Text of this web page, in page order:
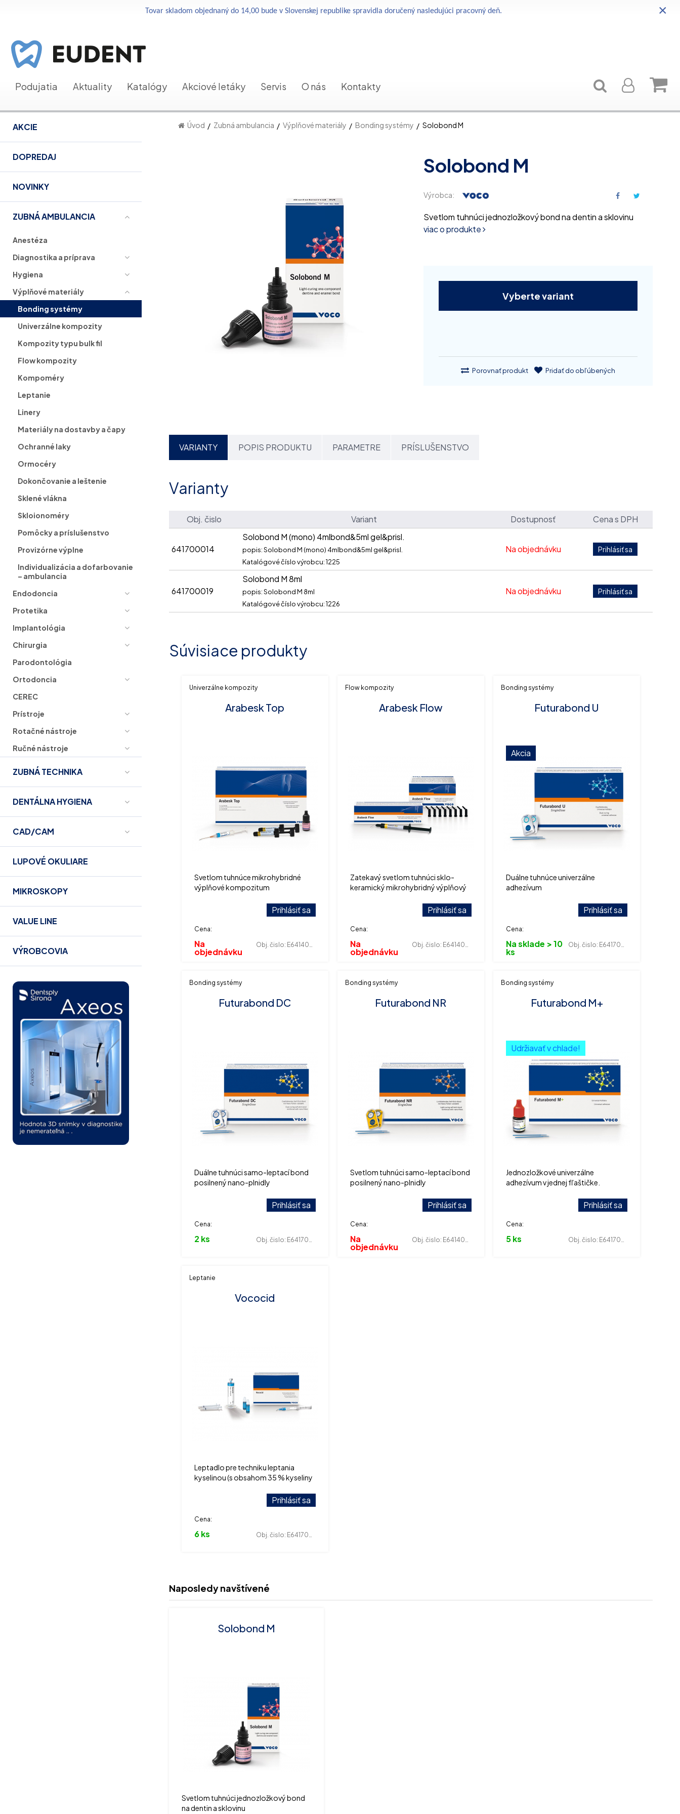
Tovar skladom objednaný do 14,00 bude v Slovenskej republike spravidla doručený nasledujúci pracovný deň. ×
Podujatia Aktuality Katalógy Akciové letáky Servis O nás Kontakty
AKCIE
DOPREDAJ
NOVINKY
ZUBNÁ AMBULANCIA
Anestéza
Diagnostika a príprava
Hygiena
Výplňové materiály
Bonding systémy
Univerzálne kompozity
Kompozity typu bulk fil
Flow kompozity
Kompoméry
Leptanie
Linery
Materiály na dostavby a čapy
Ochranné laky
Ormocéry
Dokončovanie a leštenie
Sklené vlákna
Skloionoméry
Pomôcky a príslušenstvo
Provizórne výplne
Individualizácia a dofarbovanie
– ambulancia
Endodoncia
Protetika
Implantológia
Chirurgia
Parodontológia
Ortodoncia
CEREC
Prístroje
Rotačné nástroje
Ručné nástroje
ZUBNÁ TECHNIKA
DENTÁLNA HYGIENA
CAD/CAM
LUPOVÉ OKULIARE
MIKROSKOPY
VALUE LINE
VÝROBCOVIA
Úvod Zubná ambulancia Výplňové materiály Bonding systémy Solobond M
Solobond M
Výrobca:
Svetlom tuhnúci jednozložkový bond na dentin a sklovinu
viac o produkte
Vyberte variant
Porovnať produkt Pridať do obľúbených
VARIANTY POPIS PRODUKTU PARAMETRE PRÍSLUŠENSTVO
Varianty
Obj. čislo Variant Dostupnosť Cena s DPH
641700014
Solobond M (mono) 4mlbond&5ml gel&prisl.
popis: Solobond M (mono) 4mlbond&5ml gel&prisl.
Katalógové číslo výrobcu: 1225
Na objednávku
641700019
Solobond M 8ml
popis: Solobond M 8ml
Katalógové číslo výrobcu: 1226
Na objednávku
Súvisiace produkty
Univerzálne kompozity
Arabesk Top
Svetlom tuhnúce mikrohybridné
výplňové kompozitum
Cena:
Prihlásiť sa
Na
objednávku
Obj. čislo: E641400058
Flow kompozity
Arabesk Flow
Zatekavý svetlom tuhnúci sklo-
keramický mikrohybridný výplňový
Cena:
Prihlásiť sa
Na
objednávku
Obj. čislo: E641400078
Bonding systémy
Futurabond U
Akcia
Duálne tuhnúce univerzálne
adhezívum
Cena:
Prihlásiť sa
Na sklade > 10
ks
Obj. čislo: E641700030
Bonding systémy
Futurabond DC
Duálne tuhnúci samo-leptací bond
posilnený nano-plnidly
Cena:
Prihlásiť sa
2 ks Obj. čislo: E641700023
Bonding systémy
Futurabond NR
Svetlom tuhnúci samo-leptací bond
posilnený nano-plnidly
Cena:
Prihlásiť sa
Na
objednávku
Obj. čislo: E641400111
Bonding systémy
Futurabond M+
Udržiavať v chlade!
Jednozložkové univerzálne
adhezívum v jednej fľaštičke.
Cena:
Prihlásiť sa
5 ks Obj. čislo: E641700033
Leptanie
Vococid
Leptadlo pre techniku leptania
kyselinou (s obsahom 35 % kyseliny
Cena:
Prihlásiť sa
6 ks Obj. čislo: E641700004
Naposledy navštívené
Solobond M
Svetlom tuhnúci jednozložkový bond
na dentin a sklovinu